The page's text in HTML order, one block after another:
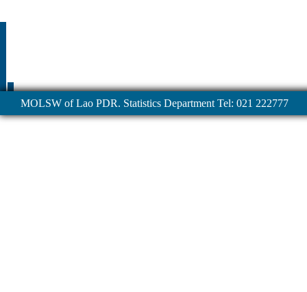
MOLSW of Lao PDR. Statistics Department Tel: 021 222777